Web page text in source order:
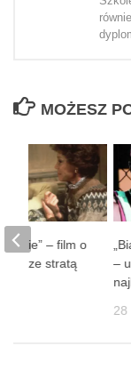
MOŻESZ
–
28
ludzie” – film o
ze stratą